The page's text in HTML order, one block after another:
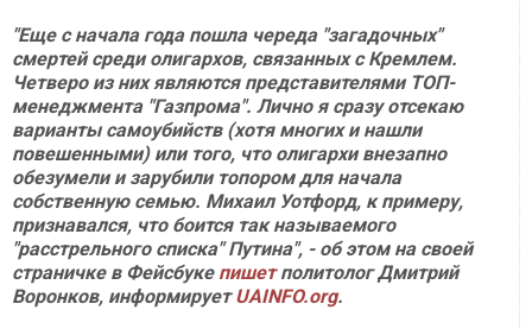
"Еще с начала года пошла череда "загадочных"
смертей среди олигархов, связанных с Кремлем.
Четверо из них являются представителями ТОП-
менеджмента "Газпрома". Лично я сразу отсекаю
варианты самоубийств (хотя многих и нашли
повешенными) или того, что олигархи внезапно
обезумели и зарубили топором для начала
собственную семью. Михаил Уотфорд, к примеру,
признавался, что боится так называемого
"расстрельного списка" Путина", - об этом на своей
страничке в Фейсбуке пишетполитолог Дмитрий
Воронков, информируетUAINFO.org.